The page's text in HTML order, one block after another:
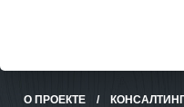
О ПРОЕКТЕ /